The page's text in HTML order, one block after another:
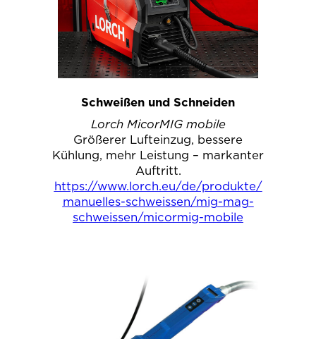
Schweißen und Schneiden
Lorch MicorMIG mobile
Größerer Lufteinzug, bessere
Kühlung, mehr Leistung – markanter
Auftritt.
https://www.lorch.eu/de/produkte/
manuelles-schweissen/mig-mag-
schweissen/micormig-mobile